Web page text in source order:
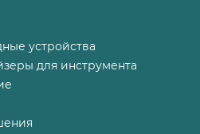
устройства
для инструмента